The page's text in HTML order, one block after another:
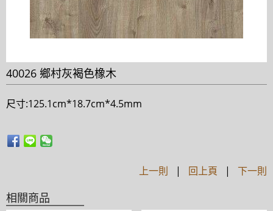
40026 鄉村灰褐色橡木
尺寸:125.1cm*18.7cm*4.5mm
上一則 | 回上頁 | 下一則
相關商品